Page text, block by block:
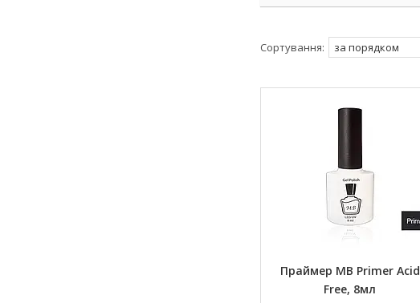
Праймер MB Primer Acid
Free, 8мл